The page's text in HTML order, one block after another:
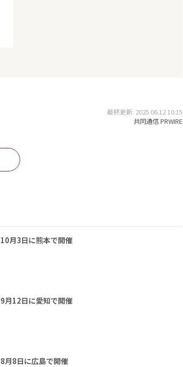
最終更新: 2025.06.12 10:15
共同通信 PRWIRE
月3日に熊本で開催
月12日に愛知で開催
月8日に広島で開催